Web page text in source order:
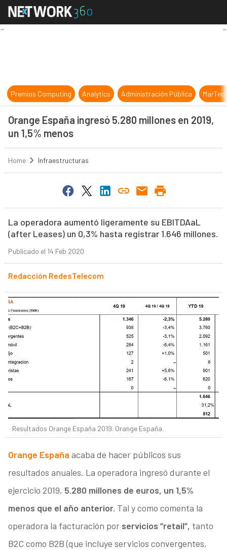
Orange España ingresó 5.280
Premios Computing Analytics Administración Pública
Orange España ingresó 5.280 millones en 2019,
un 1,5% menos
Home Infraestructuras
La operadora aumentó ligeramente su EBITDAaL
(after Leases) un 0,3% hasta registrar 1.646 millones.
Publicado el 14 Feb 2020
Redacción RedesTelecom
Resultados Orange España 2019. Orange España.
Orange España acaba de hacer públicos sus
resultados anuales. La operadora ingresó durante el
ejercicio 2019, 5.280 millones de euros, un 1,5%
menos que el año anterior. Tal y como comenta la
operadora la facturación por servicios “retail”, tanto
B2C como B2B (que incluye servicios convergentes,